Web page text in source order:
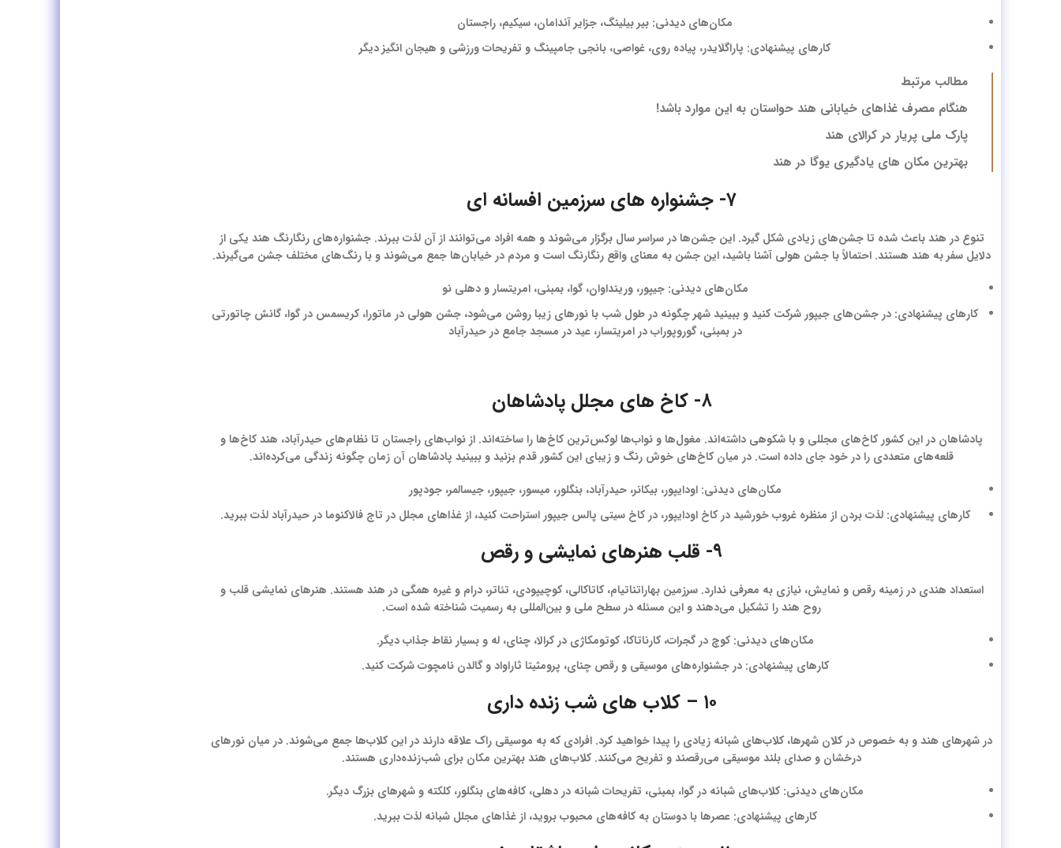
مکان‌های دیدنی: بیر بیلینگ، جزایر آندامان، سیکیم، راجستان
کارهای پیشنهادی: پاراگلایدر، پیاده روی، غواصی، بانجی جامپینگ و تفریحات ورزشی و هیجان انگیز دیگر
مطالب مرتبط
هنگام مصرف غذاهای خیابانی هند حواستان به این موارد باشد!
پارک ملی پریار در کرالای هند
بهترین مکان های یادگیری یوگا در هند
۷- جشنواره‌ های سرزمین افسانه ای
تنوع در هند باعث شده تا جشن‌های زیادی شکل گیرد. این جشن‌ها در سراسر سال برگزار می‌شوند و همه افراد می‌توانند از آن لذت ببرند. جشنواره‌های رنگارنگ هند یکی از
دلایل سفر به هند هستند. احتمالاً با جشن هولی آشنا باشید، این جشن به معنای واقع رنگارنگ است و مردم در خیابان‌ها جمع می‌شوند و با رنگ‌های مختلف جشن می‌گیرند.
مکان‌های دیدنی: جیپور، ورینداوان، گوا، بمبئی، امریتسار و دهلی نو
کارهای پیشنهادی: در جشن‌های جیپور شرکت کنید و ببینید شهر چگونه در طول شب با نورهای زیبا روشن می‌شود، جشن هولی در ماتورا، کریسمس در گوا، گانش چاتورتی
در بمبئی، گوروپوراب در امریتسار، عید در مسجد جامع در حیدرآباد
۸- کاخ‌ های مجلل پادشاهان
پادشاهان در این کشور کاخ‌های مجللی و با شکوهی داشته‌اند. مغول‌ها و نواب‌ها لوکس‌ترین کاخ‌ها را ساخته‌اند. از نواب‌های راجستان تا نظام‌های حیدرآباد، هند کاخ‌ها و
قلعه‌های متعددی را در خود جای داده است. در میان کاخ‌های خوش رنگ و زیبای این کشور قدم بزنید و ببینید پادشاهان آن زمان چگونه زندگی می‌کرده‌اند.
مکان‌های دیدنی: اودایپور، بیکانر، حیدرآباد، بنگلور، میسور، جیپور، جیسالمر، جودپور
کارهای پیشنهادی: لذت بردن از منظره غروب خورشید در کاخ اودایپور، در کاخ سیتی پالس جیپور استراحت کنید، از غذاهای مجلل در تاج فالاکنوما در حیدرآباد لذت ببرید.
۹- قلب هنرهای نمایشی و رقص
استعداد هندی در زمینه رقص و نمایش، نیازی به معرفی ندارد. سرزمین بهاراتناتیام، کاتاکالی، کوچیپودی، تئاتر، درام و غیره همگی در هند هستند. هنرهای نمایشی قلب و
روح هند را تشکیل می‌دهند و این مسئله در سطح ملی و بین‌المللی به رسمیت شناخته شده است.
مکان‌های دیدنی: کوچ در گجرات، کارناتاکا، کوتومکاژی در کرالا، چنای، له و بسیار نقاط جذاب دیگر.
کارهای پیشنهادی: در جشنواره‌های موسیقی و رقص چنای، پرومثیتا ثاراواد و گالدن نامچوت شرکت کنید.
۱۰ – کلاب‌ های شب زنده داری
در شهرهای هند و به خصوص در کلان شهرها، کلاب‌های شبانه زیادی را پیدا خواهید کرد. افرادی که به موسیقی راک علاقه دارند در این کلاب‌ها جمع می‌شوند. در میان نورهای
درخشان و صدای بلند موسیقی می‌رقصند و تفریح می‌کنند. کلاب‌های هند بهترین مکان برای شب‌زنده‌داری هستند.
مکان‌های دیدنی: کلاب‌های شبانه در گوا، بمبئی، تفریحات شبانه در دهلی، کافه‌های بنگلور، کلکته و شهرهای بزرگ دیگر.
کارهای پیشنهادی: عصرها با دوستان به کافه‌های محبوب بروید، از غذاهای مجلل شبانه لذت ببرید.